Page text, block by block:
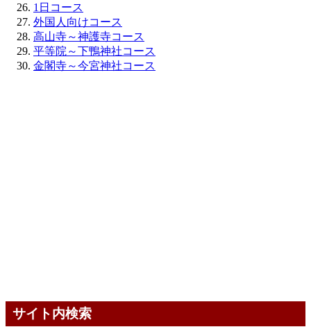
1日コース
外国人向けコース
高山寺～神護寺コース
平等院～下鴨神社コース
金閣寺～今宮神社コース
サイト内検索